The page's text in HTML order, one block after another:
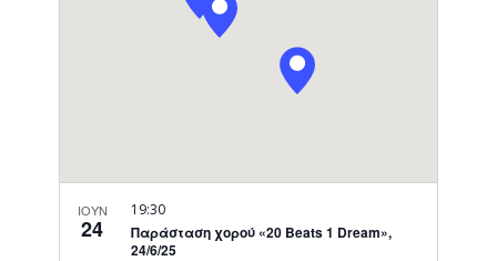
ΙΟΥΝ
24
Παράσταση χορού «20 Beats 1 Dream»,
24/6/25
19:30